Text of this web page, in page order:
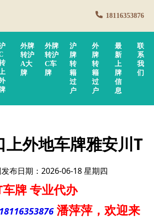
18116353876
外牌
转沪
A大
牌
外牌
转沪
C车
牌
沪
牌
转
籍
过
户
外
牌
转
籍
过
户
最
新
上
牌
信
息
联
系
我
们
上外地车牌雅安川T
布日期：2026-06-18 星期四
牌专业代办
18116353876 潘萍萍 ，欢迎来